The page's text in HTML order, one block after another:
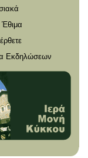
Εκδηλώσεων